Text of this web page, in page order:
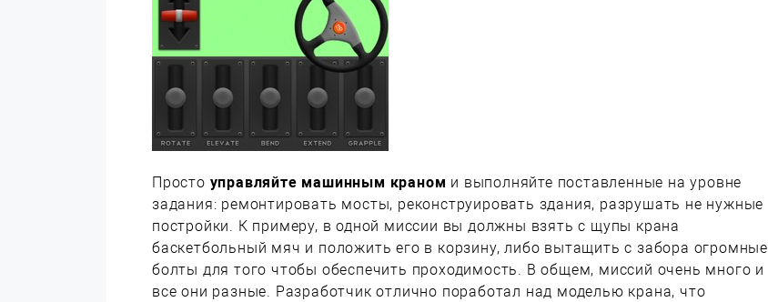
Просто управляйте машинным краном и выполняйте поставленные на уровне
задания: ремонтировать мосты, реконструировать здания, разрушать не нужные
постройки. К примеру, в одной миссии вы должны взять с щупы крана
баскетбольный мяч и положить его в корзину, либо вытащить с забора огромные
болты для того чтобы обеспечить проходимость. В общем, миссий очень много и
все они разные. Разработчик отлично поработал над моделью крана, что